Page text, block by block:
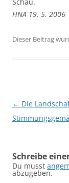
HNA 19. 5. 2006
Dieser Beitrag
← Die
Schreibe
Du musst
abzugeben.